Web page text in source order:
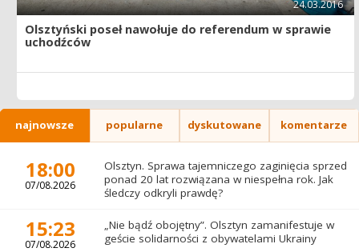
24.03.2016
Olsztyński poseł nawołuje do referendum w sprawie
uchodźców
najnowsze popularne dyskutowane komentarze
18:00
07/08.2026
Olsztyn. Sprawa tajemniczego zaginięcia sprzed
ponad 20 lat rozwiązana w niespełna rok. Jak
śledczy odkryli prawdę?
15:23
07/08.2026
„Nie bądź obojętny”. Olsztyn zamanifestuje w
geście solidarności z obywatelami Ukrainy